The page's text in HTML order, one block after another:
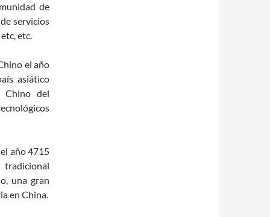
de
servicios
etc.
el año
asiático
Chino del
año 4715
una gran
en China.